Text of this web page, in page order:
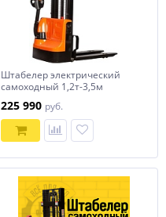
Штабелер электрический
самоходный 1,2т-3,5м
225 990 руб.